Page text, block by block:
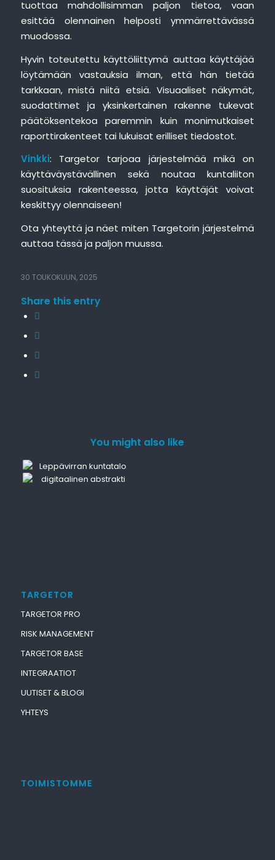
tuottaa mahdollisimman paljon tietoa, vaan
esittää olennainen helposti ymmärrettävässä
muodossa.
Hyvin toteutettu käyttöliittymä auttaa käyttäjää
löytämään vastauksia ilman, että hän tietää
tarkkaan, mistä niitä etsiä. Visuaaliset näkymät,
suodattimet ja yksinkertainen rakenne tukevat
päätöksentekoa paremmin kuin monimutkaiset
raporttirakenteet tai lukuisat erilliset tiedostot.
Vinkki: Targetor tarjoaa järjestelmää mikä on
käyttäväystävällinen sekä noutaa kuntaliiton
suosituksia rakenteessa, jotta käyttäjät voivat
keskittyy olennaiseen!
Ota yhteyttä ja näet miten Targetorin järjestelmä
auttaa tässä ja paljon muussa.
30 TOUKOKUUN, 2025
Share this entry
You might also like
TARGETOR
TARGETOR PRO
RISK MANAGEMENT
TARGETOR BASE
INTEGRAATIOT
UUTISET & BLOGI
YHTEYS
TOIMISTOMME